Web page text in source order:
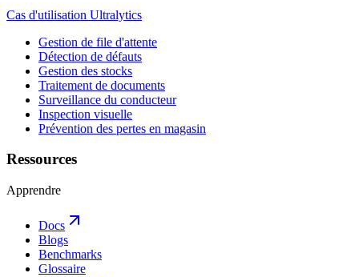
Cas d'utilisation Ultralytics
Gestion de file d'attente
Détection de défauts
Gestion des stocks
Traitement de documents
Surveillance du conducteur
Inspection visuelle
Prévention des pertes en magasin
Ressources
Apprendre
Docs
Blogs
Benchmarks
Glossaire